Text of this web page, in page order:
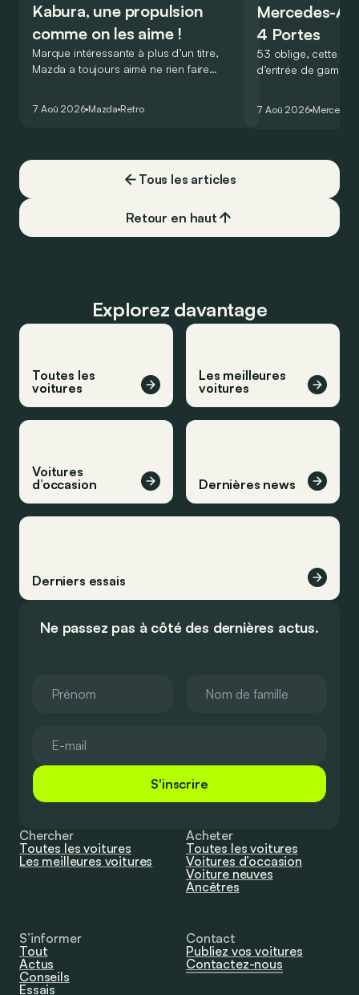
Kabura, une propulsion
comme on les aime !
Marque intéressante à plus d’un titre,
Mazda a toujours aimé ne rien faire
de la plus belle des manières…
7 Aoû 2026 Mazda Retro
Mercedes-
4 Portes
53 oblige, cette
d’entrée de
moins…
7 Aoû 2026 Mercedes
Tous les articles
Retour en haut
Explorez davantage
Toutes les
voitures
Les meilleures
voitures
Voitures
d’occasion
Dernières news
Derniers essais
Ne passez pas à côté des dernières actus.
S'inscrire
Chercher
Toutes les voitures
Les meilleures voitures
Acheter
Toutes les voitures
Voitures d’occasion
Voiture neuves
Ancêtres
S’informer
Tout
Actus
Conseils
Essais
Contact
Publiez vos voitures
Contactez-nous